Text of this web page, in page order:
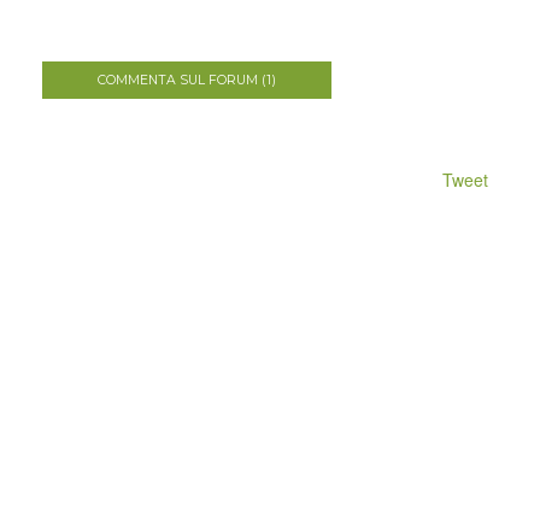
COMMENTA SUL FORUM (1)
Tweet